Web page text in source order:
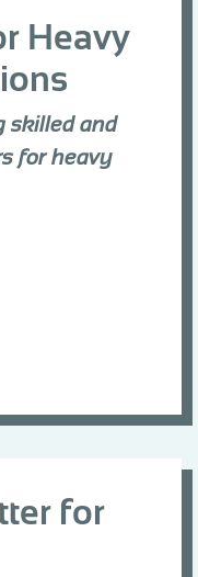
Heavy
skilled and
for heavy
for